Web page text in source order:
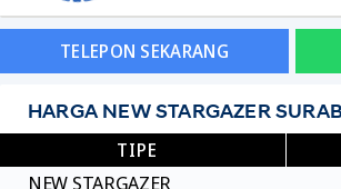
TELEPON SEKARANG
HARGA NEW STARGAZER
TIPE
NEW STARGAZER